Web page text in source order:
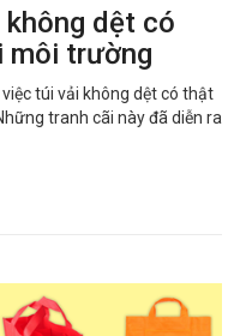
dệt có
môi trường
túi vải không dệt có thật
tranh cãi này đã diễn ra